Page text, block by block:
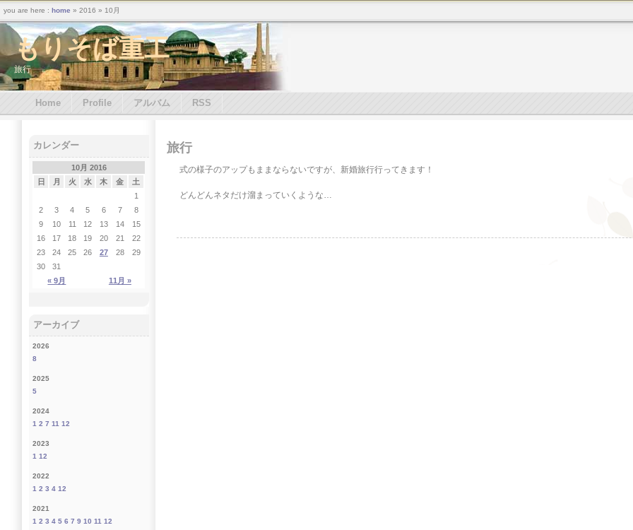
もりそば重工
旅行
旅行
式の様子のアップもままならないですが、新婚旅行行ってきます！
どんどんネタだけ溜まっていくような…
カレンダー
10月 2016
日
月 火 水 木 金 土
« 9月 11月 »
1
2
3 4 5 6 7
8
9
10 11 12 13 14
15
16
17 18 19 20 21
22
23
24 25 26 27 28
29
30
31
アーカイブ
2026
8
2025
5
2024
1 2 7 11 12
2023
1 12
2022
1 2 3 4 12
2021
1 2 3 4 5 6 7 9 10 11 12
Home Profile アルバム RSS
you are here : home » 2016 » 10月